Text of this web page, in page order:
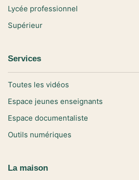
Lycée professionnel
Supérieur
Services
Toutes les vidéos
Espace jeunes enseignants
Espace documentaliste
Outils numériques
La maison